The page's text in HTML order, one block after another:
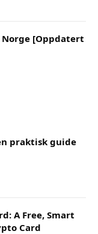
Norge [Oppdatert
praktisk guide
A Free, Smart
Card